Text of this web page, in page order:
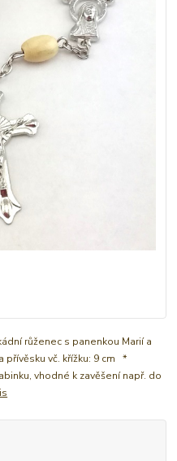
růženec s panenkou Marií a
přívěsku vč. křížku: 9 cm *
vhodné k zavěšení např. do